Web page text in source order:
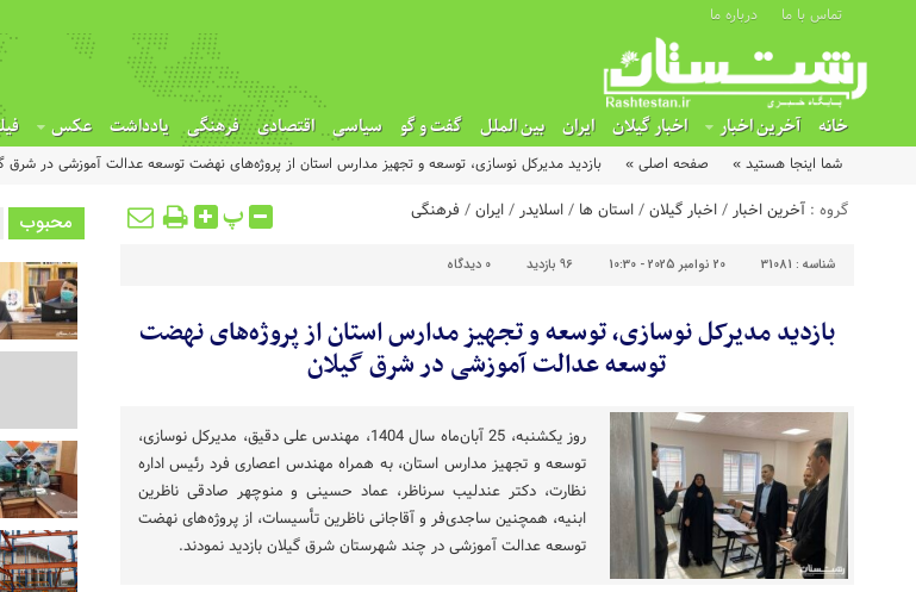
تماس با ما درباره ما
خانه آخرین اخبار اخبار گیلان ایران بین الملل گفت و گو سیاسی اقتصادی فرهنگی یادداشت عکس
شما اینجا هستید » صفحه اصلی » بازدید مدیرکل نوسازی، توسعه و تجهیز مدارس استان از پروژه‌های نهضت توسعه عدالت آموزشی در شرق
گروه : آخرین اخبار/اخبار گیلان/استان ها /اسلایدر/ایران/ فرهنگی پ
شناسه : 31081 20 نوامبر 2025 - 10:30 96 بازدید 0 دیدگاه
بازدید مدیرکل نوسازی، توسعه و تجهیز مدارس استان از پروژه‌های نهضت
توسعه عدالت آموزشی در شرق گیلان
روز یکشنبه، 25 آبان‌ماه سال 1404، مهندس علی دقیق، مدیرکل نوسازی،
توسعه و تجهیز مدارس استان، به همراه مهندس اعصاری فرد رئیس اداره
نظارت، دکتر عندلیب سرناظر، عماد حسینی و منوچهر صادقی ناظرین
ابنیه، همچنین ساجدی‌فر و آقاجانی ناظرین تأسیسات، از پروژه‌های نهضت
توسعه عدالت آموزشی در چند شهرستان شرق گیلان بازدید نمودند.
محبوب